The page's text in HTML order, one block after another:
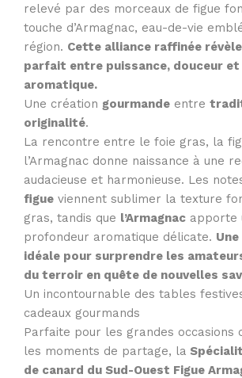
relevé par des morceaux de figue
touche d’Armagnac, eau-de-vie
région. Cette alliance raffinée
parfait entre puissance, douceur
aromatique.
Une création gourmande entre
originalité.
La rencontre entre le foie gras, la
l’Armagnac donne naissance à une
audacieuse et harmonieuse. Les
figue viennent sublimer la texture
gras, tandis que l’Armagnac apporte
profondeur aromatique délicate.
idéale pour surprendre les
du terroir en quête de nouvelles
Un incontournable des tables
cadeaux gourmands
Parfaite pour les grandes occasions
les moments de partage, la
de canard du Sud-Ouest Figue